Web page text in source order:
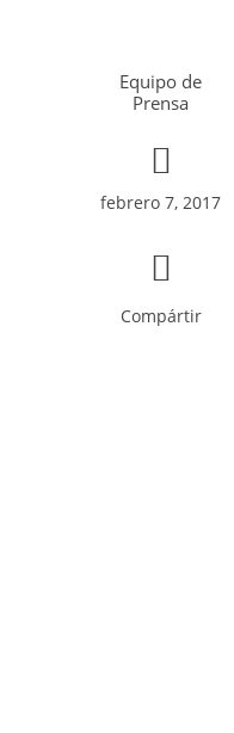
Equipo de
Prensa
febrero 7, 2017
Compártir